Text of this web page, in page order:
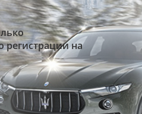
регистрации на